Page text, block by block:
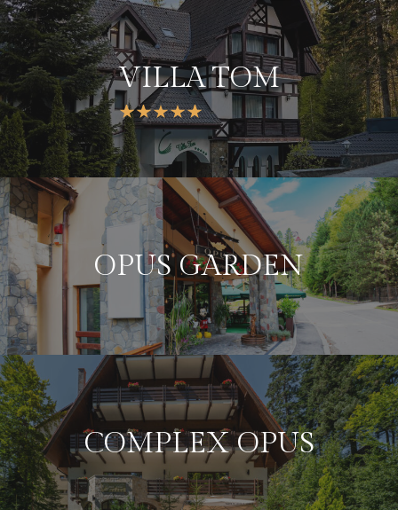
VILLA TOM
OPUS GARDEN
COMPLEX OPUS